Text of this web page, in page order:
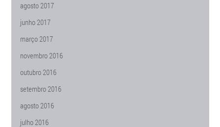
agosto 2017
junho 2017
março 2017
novembro 2016
outubro 2016
setembro 2016
agosto 2016
julho 2016